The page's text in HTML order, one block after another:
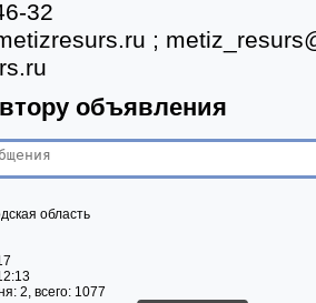
32
;
объявления
область
2, всего: 1077